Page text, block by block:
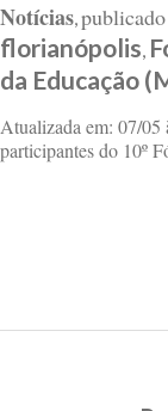
Notícias,
florianópolis,
da Educação
Atualizada em: 07/05
participantes do 10º